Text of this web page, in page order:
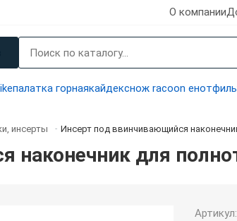
О компании
палатка горнаякайдекснож racoon енот
инсерты - Инсерт под ввинчивающийся
наконечник для
Артикул: